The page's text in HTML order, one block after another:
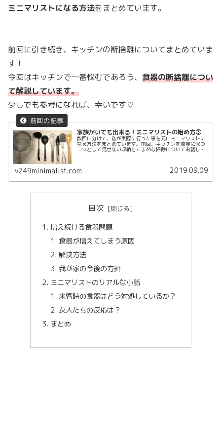
ミニマリストになる方法をまとめています。
前回に引き続き、キッチンの断捨離についてまとめていま
す！
今回はキッチンで一番悩むであろう、 食器の断捨離につい
て解説しています。
少しでも参考になれば、幸いです♡
家族がいても出来る！ミニマリストの始め方③
数回に分けて、私が実際に行った事を元にミニマリストに
なる方法をまとめています。前回、キッチンを綺麗に保つ
コツとして見せない収納とこまめな掃除についてお話しし
v249minimalist.com 2019.09.09
目次
増え続ける食器問題
食器が増えてしまう原因
解決方法
我が家の今後の方針
ミニマリストのリアルな小話
来客時の食器はどう対処しているか？
友人たちの反応は？
まとめ